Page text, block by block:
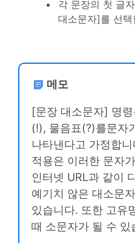
각 문장의 첫 글
대소문자]를 선택
메모
[문장 대소문자] 명
(!), 물음표(?)를문자
나타낸다고 가정합
적용은 이러한 문자
인터넷 URL과 같이
예기치 않은 대소문
있습니다. 또한 고유
때 소문자가 될 수 있